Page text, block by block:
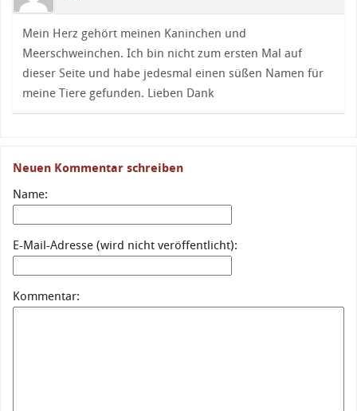
Mein Herz gehört meinen Kaninchen und
Meerschweinchen. Ich bin nicht zum ersten Mal auf
dieser Seite und habe jedesmal einen süßen Namen für
meine Tiere gefunden. Lieben Dank
Neuen Kommentar schreiben
Name:
E-Mail-Adresse (wird nicht veröffentlicht):
Kommentar: